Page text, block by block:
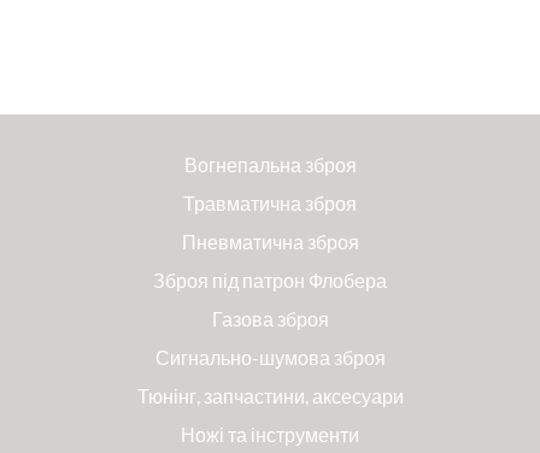
Вогнепальна зброя
Травматична зброя
Пневматична зброя
Зброя під патрон Флобера
Газова зброя
Сигнально-шумова зброя
Тюнінг, запчастини, аксесуари
Ножі та інструменти